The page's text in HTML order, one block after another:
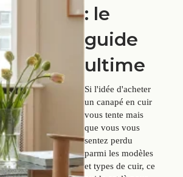
: le
guide
ultime
Si l'idée d'acheter
un canapé en cuir
vous tente mais
que vous vous
sentez perdu
parmi les modèles
et types de cuir, ce